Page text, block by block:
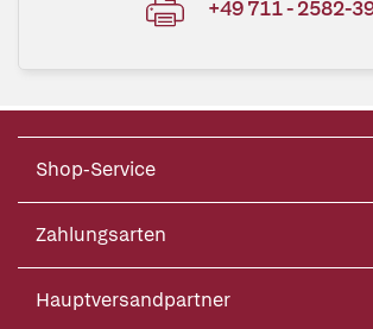
+49 711 - 2582-
Shop-Service
Zahlungsarten
Hauptversandpartner